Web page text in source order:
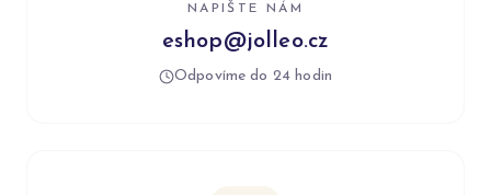
NAPIŠTE NÁM
eshop@jolleo.cz
Odpovíme do 24 hodin